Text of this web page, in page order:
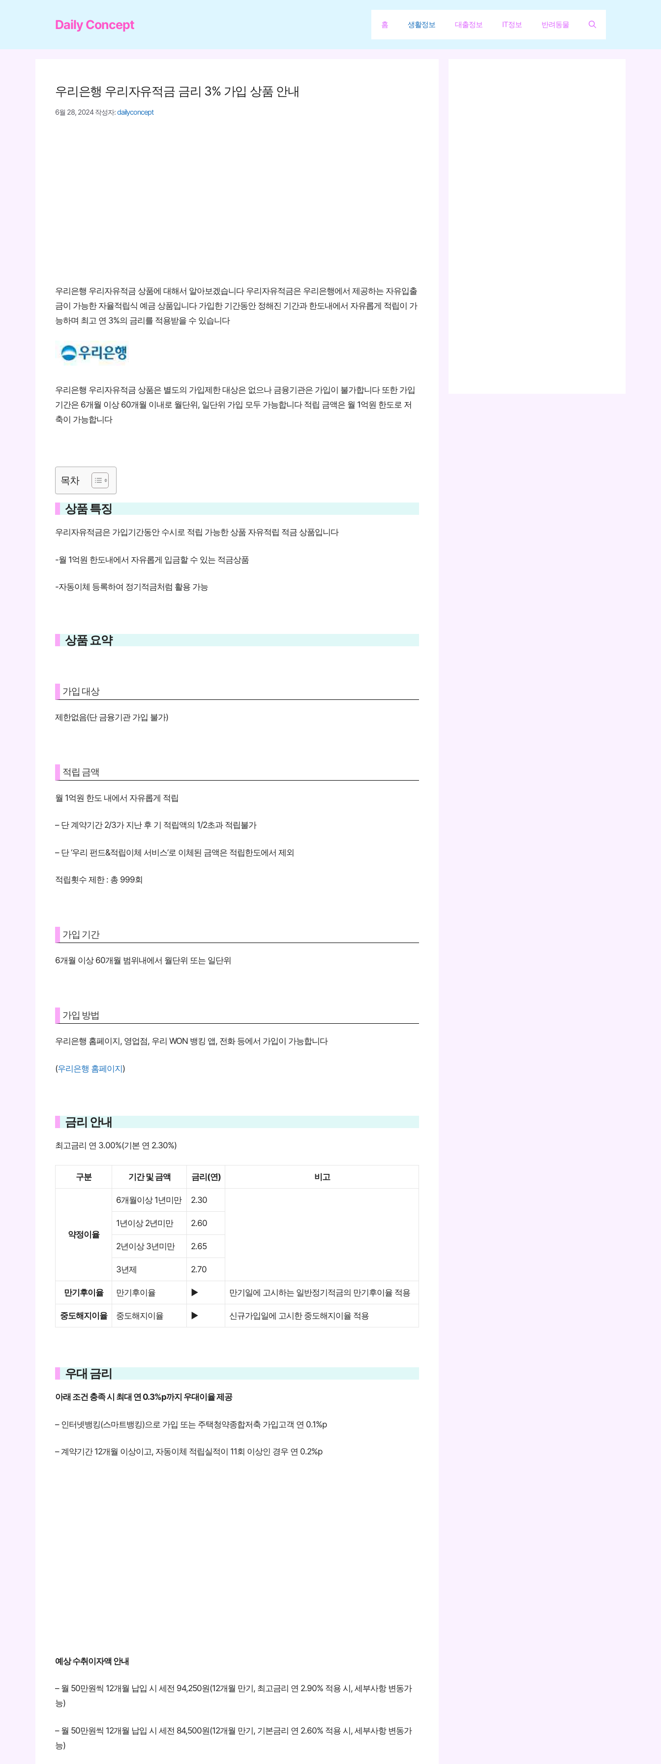
로
Daily Concept 홈 생활정보 대출정보 IT정보 반려동물
우리은행 우리자유적금 금리 3% 가입 상품 안내
6월 28, 2024 작성자:dailyconcept
우리은행 우리자유적금 상품에 대해서 알아보겠습니다 우리자유적금은 우리은행에서 제공하는 자유입출
금이 가능한 자율적립식 예금 상품입니다 가입한 기간동안 정해진 기간과 한도내에서 자유롭게 적립이 가
능하며 최고 연 3%의 금리를 적용받을 수 있습니다
우리은행 우리자유적금 상품은 별도의 가입제한 대상은 없으나 금융기관은 가입이 불가합니다 또한 가입
기간은 6개월 이상 60개월 이내로 월단위, 일단위 가입 모두 가능합니다 적립 금액은 월 1억원 한도로 저
축이 가능합니다
목차
상품 특징
우리자유적금은 가입기간동안 수시로 적립 가능한 상품 자유적립 적금 상품입니다
-월 1억원 한도내에서 자유롭게 입금할 수 있는 적금상품
-자동이체 등록하여 정기적금처럼 활용 가능
상품 요약
가입 대상
제한없음(단 금융기관 가입 불가)
적립 금액
월 1억원 한도 내에서 자유롭게 적립
– 단 계약기간 2/3가 지난 후 기 적립액의 1/2초과 적립불가
– 단 ‘우리 펀드&적립이체 서비스’로 이체된 금액은 적립한도에서 제외
적립횟수 제한 : 총 999회
가입 기간
6개월 이상 60개월 범위내에서 월단위 또는 일단위
가입 방법
우리은행 홈페이지, 영업점, 우리 WON 뱅킹 앱, 전화 등에서 가입이 가능합니다
(우리은행 홈페이지)
금리 안내
최고금리 연 3.00%(기본 연 2.30%)
구분 기간 및 금액 금리(연) 비고
약정이율
6개월이상 1년미만 2.30
1년이상 2년미만 2.60
2년이상 3년미만 2.65
3년제 2.70
만기후이율 만기후이율 ▶ 만기일에 고시하는 일반정기적금의 만기후이율 적용
중도해지이율 중도해지이율 ▶ 신규가입일에 고시한 중도해지이율 적용
우대 금리
아래 조건 충족 시 최대 연 0.3%p까지 우대이율 제공
– 인터넷뱅킹(스마트뱅킹)으로 가입 또는 주택청약종합저축 가입고객 연 0.1%p
– 계약기간 12개월 이상이고, 자동이체 적립실적이 11회 이상인 경우 연 0.2%p
예상 수취이자액 안내
– 월 50만원씩 12개월 납입 시 세전 94,250원(12개월 만기, 최고금리 연 2.90% 적용 시, 세부사항 변동가
능)
– 월 50만원씩 12개월 납입 시 세전 84,500원(12개월 만기, 기본금리 연 2.60% 적용 시, 세부사항 변동가
능)